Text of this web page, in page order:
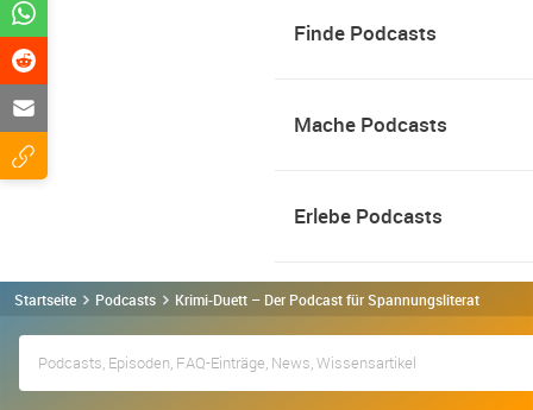
Finde Podcasts
Mache Podcasts
Erlebe Podcasts
Startseite Podcasts Krimi-Duett – Der Podcast für Spannungsliteratur